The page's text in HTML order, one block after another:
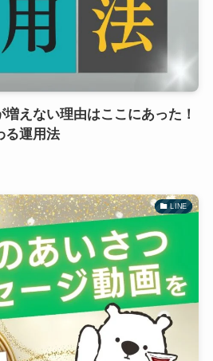
えない理由はここにあった！
る運用法
LINE